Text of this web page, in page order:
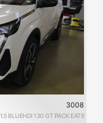
3008
1.5 BLUEHDI 130 GT PACK EAT8